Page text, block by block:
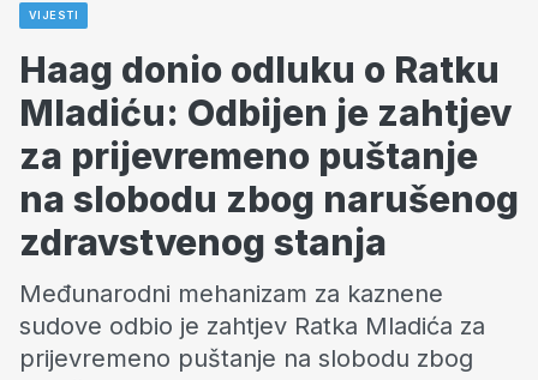
VIJESTI
Haag donio odluku o Ratku
Mladiću: Odbijen je zahtjev
za prijevremeno puštanje
na slobodu zbog narušenog
zdravstvenog stanja
Međunarodni mehanizam za kaznene
sudove odbio je zahtjev Ratka Mladića za
prijevremeno puštanje na slobodu zbog